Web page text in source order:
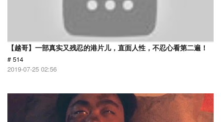
【越哥】一部真实又残忍的港片儿，直面人性，不忍心看第二遍！
# 514
2019-07-25 02:56